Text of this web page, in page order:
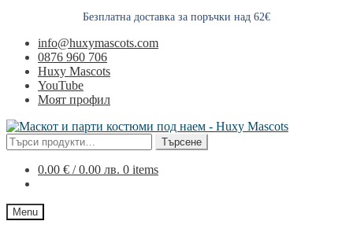
Безплатна доставка за поръчки над 62€
Skip
navigation
Skip
content
info@huxymascots.com
0876 960 706
Huxy Mascots
YouTube
Моят профил
Търсене
за:
Търсене
0.00 € / 0.00 лв. 0 items
Menu